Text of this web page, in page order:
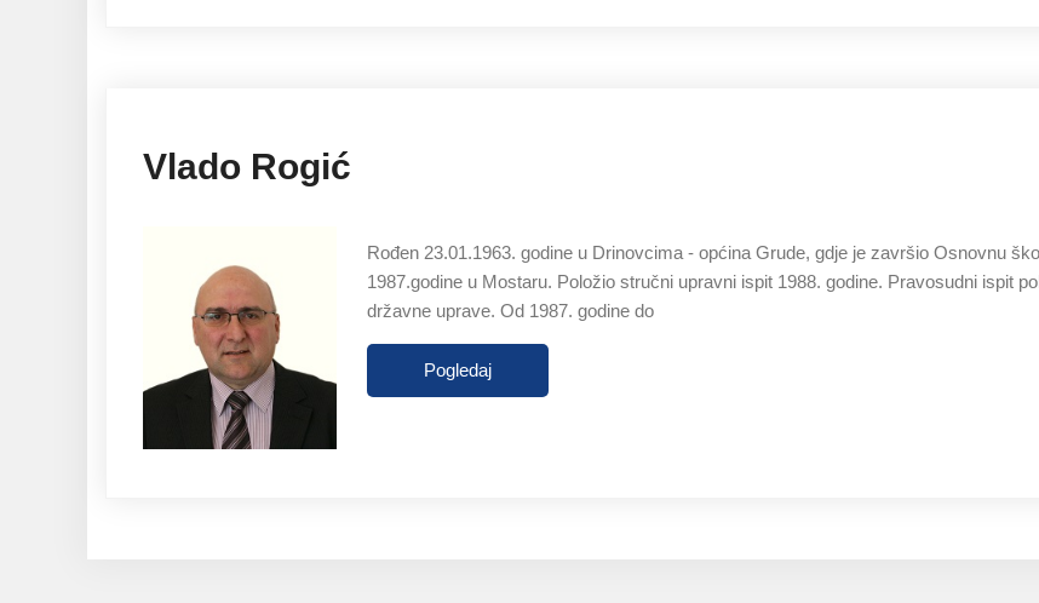
Vlado Rogić
Rođen 23.01.1963. godine u Drinovcima - općina Grude, gdje je završio Osnovnu
1987.godine u Mostaru. Položio stručni upravni ispit 1988. godine. Pravosudni ispit
državne uprave. Od 1987. godine do
Pogledaj